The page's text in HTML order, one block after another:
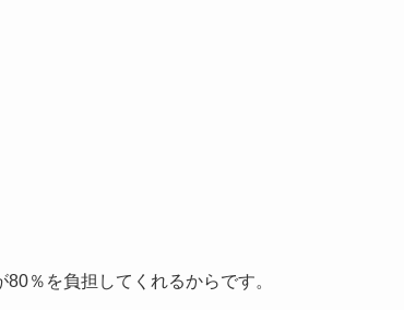
％を負担してくれるからです。